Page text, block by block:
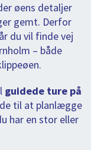
øens detaljer
gemt. Derfor
du vil finde vej
– både
guidede ture på
til at planlægge
har en stor eller